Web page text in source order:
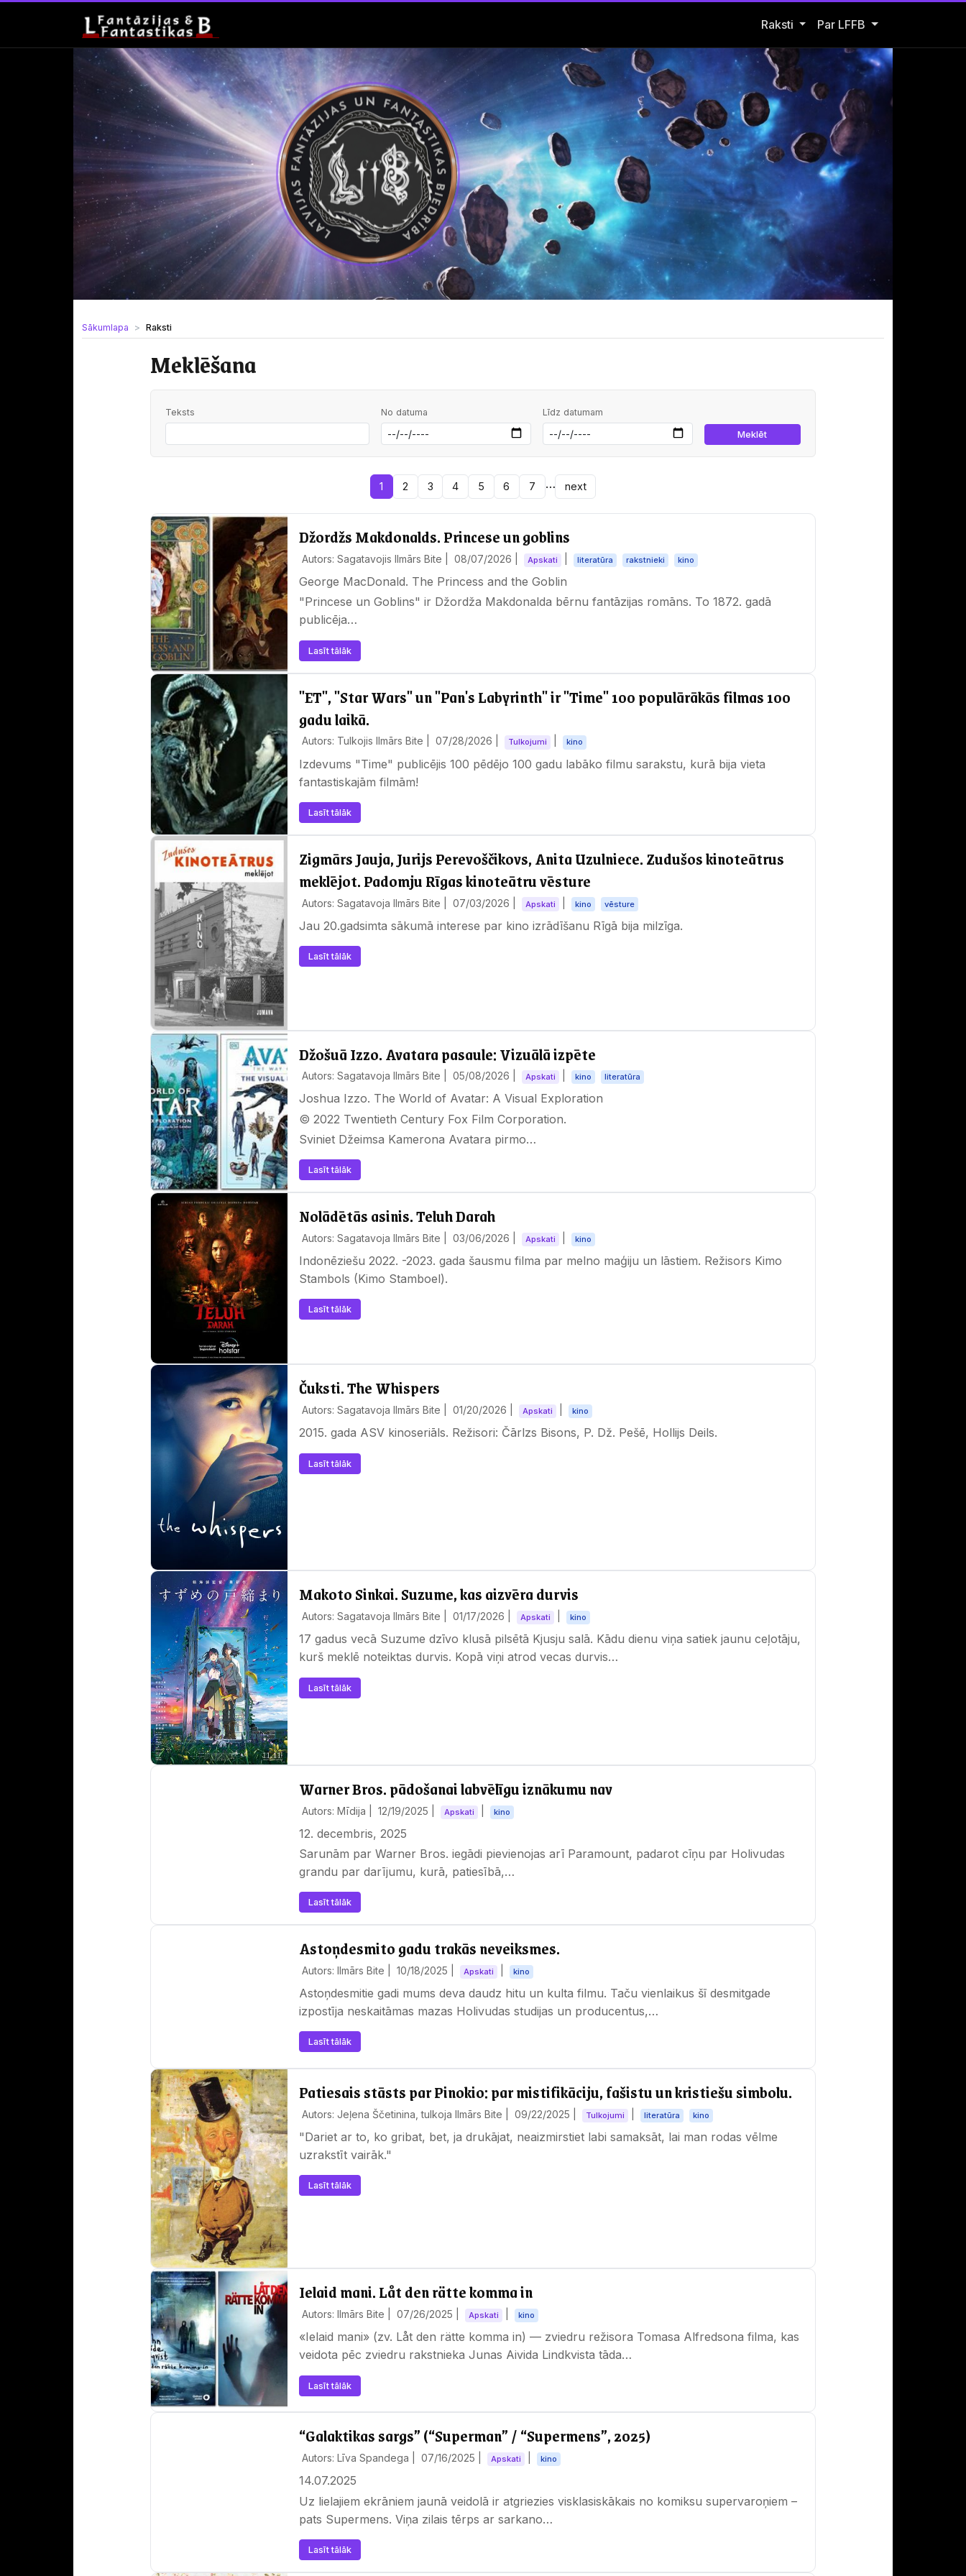
Raksti Open Raksti submenu
Par LFFB
Sākumlapa Raksti
Meklēšana
Teksts No datuma Līdz datumam
1 2 3 4 5 6 7 … next
Džordžs Makdonalds. Princese un goblins
Autors: Sagatavojis Ilmārs Bite | 08/07/2026 Apskati literatūra rakstnieki kino
George MacDonald. The Princess and the Goblin
"Princese un Goblins" ir Džordža Makdonalda bērnu fantāzijas romāns. To 1872. gadā
publicēja…
Lasīt tālāk
"ET", "Star Wars" un "Pan's Labyrinth" ir "Time" 100 populārākās filmas 100
gadu laikā.
Autors: Tulkojis Ilmārs Bite | 07/28/2026 Tulkojumi kino
Izdevums "Time" publicējis 100 pēdējo 100 gadu labāko filmu sarakstu, kurā bija vieta
fantastiskajām filmām!
Lasīt tālāk
Zigmārs Jauja, Jurijs Perevoščikovs, Anita Uzulniece. Zudušos kinoteātrus
meklējot. Padomju Rīgas kinoteātru vēsture
Autors: Sagatavoja Ilmārs Bite | 07/03/2026 Apskati kino vēsture
Jau 20.gadsimta sākumā interese par kino izrādīšanu Rīgā bija milzīga.
Lasīt tālāk
Džošuā Izzo. Avatara pasaule: Vizuālā izpēte
Autors: Sagatavoja Ilmārs Bite | 05/08/2026 Apskati kino literatūra
Joshua Izzo. The World of Avatar: A Visual Exploration
© 2022 Twentieth Century Fox Film Corporation.
Sviniet Džeimsa Kamerona Avatara pirmo…
Lasīt tālāk
Nolādētās asinis. Teluh Darah
Autors: Sagatavoja Ilmārs Bite | 03/06/2026 Apskati kino
Indonēziešu 2022. -2023. gada šausmu filma par melno maģiju un lāstiem. Režisors Kimo
Stambols (Kimo Stamboel).
Lasīt tālāk
Čuksti. The Whispers
Autors: Sagatavoja Ilmārs Bite | 01/20/2026 Apskati kino
2015. gada ASV kinoseriāls. Režisori: Čārlzs Bisons, P. Dž. Pešē, Hollijs Deils.
Lasīt tālāk
Makoto Sinkai. Suzume, kas aizvēra durvis
Autors: Sagatavoja Ilmārs Bite | 01/17/2026 Apskati kino
17 gadus vecā Suzume dzīvo klusā pilsētā Kjusju salā. Kādu dienu viņa satiek jaunu ceļotāju,
kurš meklē noteiktas durvis. Kopā viņi atrod vecas durvis…
Lasīt tālāk
Warner Bros. pādošanai labvēlīgu iznākumu nav
Autors: Mīdija | 12/19/2025 Apskati kino
12. decembris, 2025
Sarunām par Warner Bros. iegādi pievienojas arī Paramount, padarot cīņu par Holivudas
grandu par darījumu, kurā, patiesībā,…
Lasīt tālāk
Astoņdesmito gadu trakās neveiksmes.
Autors: Ilmārs Bite | 10/18/2025 Apskati kino
Astoņdesmitie gadi mums deva daudz hitu un kulta filmu. Taču vienlaikus šī desmitgade
izpostīja neskaitāmas mazas Holivudas studijas un producentus,…
Lasīt tālāk
Patiesais stāsts par Pinokio: par mistifikāciju, fašistu un kristiešu simbolu.
Autors: Jeļena Ščetinina, tulkoja Ilmārs Bite | 09/22/2025 Tulkojumi literatūra kino
"Dariet ar to, ko gribat, bet, ja drukājat, neaizmirstiet labi samaksāt, lai man rodas vēlme
uzrakstīt vairāk."
Lasīt tālāk
Ielaid mani. Låt den rätte komma in
Autors: Ilmārs Bite | 07/26/2025 Apskati kino
«Ielaid mani» (zv. Låt den rätte komma in) — zviedru režisora Tomasa Alfredsona filma, kas
veidota pēc zviedru rakstnieka Junas Aivida Lindkvista tāda…
Lasīt tālāk
“Galaktikas sargs” (“Superman” / “Supermens”, 2025)
Autors: Līva Spandega | 07/16/2025 Apskati kino
14.07.2025
Uz lielajiem ekrāniem jaunā veidolā ir atgriezies visklasiskākais no komiksu supervaroņiem –
pats Supermens. Viņa zilais tērps ar sarkano…
Lasīt tālāk